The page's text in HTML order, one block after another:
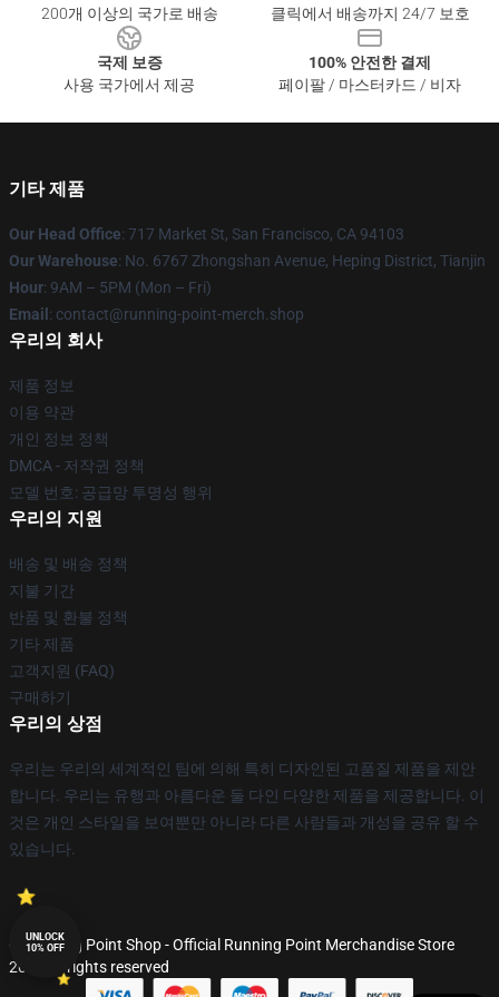
200개 이상의 국가로 배송
클릭에서 배송까지 24/7 보호
국제 보증
사용 국가에서 제공
100% 안전한 결제
페이팔 / 마스터카드 / 비자
기타 제품
Our Head Office: 717 Market St, San Francisco, CA 94103
Our Warehouse: No. 6767 Zhongshan Avenue, Heping District, Tianjin
Hour: 9AM – 5PM (Mon – Fri)
Email : contact@running-point-merch.shop
우리의 회사
제품 정보
이용 약관
개인 정보 정책
DMCA - 저작권 정책
모델 번호: 공급망 투명성 행위
우리의 지원
배송 및 배송 정책
지불 기간
반품 및 환불 정책
기타 제품
고객지원 (FAQ)
구매하기
우리의 상점
우리는 우리의 세계적인 팀에 의해 특히 디자인된 고품질 제품을 제안
합니다. 우리는 유행과 아름다운 둘 다인 다양한 제품을 제공합니다. 이
것은 개인 스타일을 보여뿐만 아니라 다른 사람들과 개성을 공유 할 수
있습니다.
© Running Point Shop - Official Running Point Merchandise Store
2026 all rights reserved
UNLOCK
10% OFF